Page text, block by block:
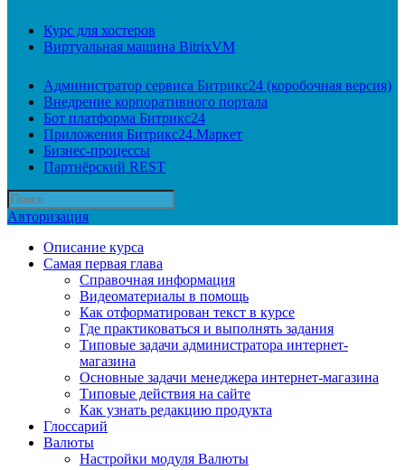
Курс для хостеров
Виртуальная машина BitrixVM
Администратор сервиса Битрикс24 (коробочная версия)
Внедрение корпоративного портала
Бот платформа Битрикс24
Приложения Битрикс24.Маркет
Бизнес-процессы
Партнёрский REST
Авторизация
Описание курса
Самая первая глава
Справочная информация
Видеоматериалы в помощь
Как отформатирован текст в курсе
Где практиковаться и выполнять задания
Типовые задачи администратора интернет-
магазина
Основные задачи менеджера интернет-магазина
Типовые действия на сайте
Как узнать редакцию продукта
Глоссарий
Валюты
Настройки модуля Валюты